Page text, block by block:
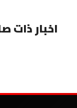
اخبار ذات